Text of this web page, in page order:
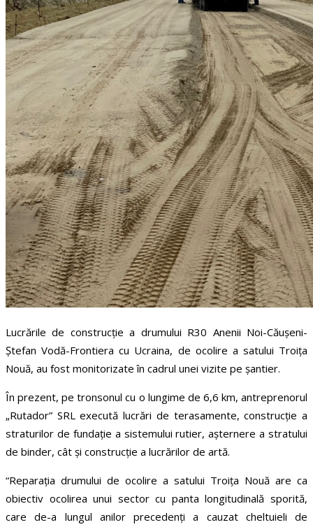
Lucrările de construcție a drumului R30 Anenii Noi-Căușeni-
Ștefan Vodă-Frontiera cu Ucraina, de ocolire a satului Troița
Nouă, au fost monitorizate în cadrul unei vizite pe șantier.
În prezent, pe tronsonul cu o lungime de 6,6 km, antreprenorul
„Rutador” SRL execută lucrări de terasamente, construcție a
straturilor de fundație a sistemului rutier, așternere a stratului
de binder, cât și construcție a lucrărilor de artă.
“Reparația drumului de ocolire a satului Troița Nouă are ca
obiectiv ocolirea unui sector cu panta longitudinală sporită,
care de-a lungul anilor precedenți a cauzat cheltuieli de